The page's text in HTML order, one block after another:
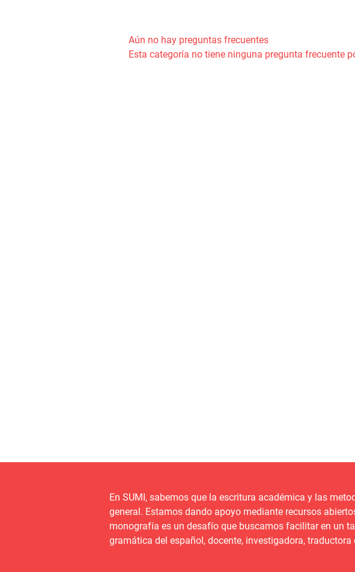
Aún no hay preguntas frecuentes
Esta categoría no tiene ninguna pregunta frecuente
En SUMI, sabemos que la escritura académica y las
general. Estamos dando apoyo mediante recursos
monografía es un desafío que buscamos facilitar en un
gramática del español, docente, investigadora, traductora